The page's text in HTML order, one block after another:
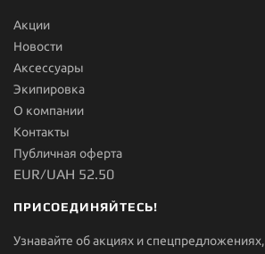
Акции
Новости
Aксессуары
Экипировка
О компании
Контакты
Публичная оферта
EUR/UAH 52.50
ПРИСОЕДИНЯЙТЕСЬ!
Узнавайте об акциях и спецпредложениях,